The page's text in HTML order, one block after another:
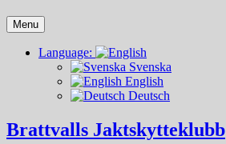
Menu
Language:
Svenska
English
Deutsch
Brattvalls Jaktskytteklubb